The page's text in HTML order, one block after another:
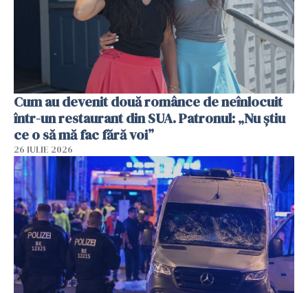
Cum au devenit două românce de neînlocuit
într-un restaurant din SUA. Patronul: „Nu știu
ce o să mă fac fără voi”
26 IULIE 2026